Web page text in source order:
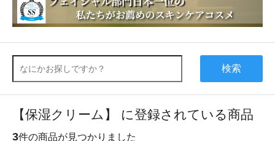
検索
【保湿クリーム】 に登録されている商品
3件の商品が見つかりました